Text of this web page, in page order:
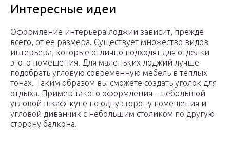
Интересные идеи
Оформление интерьера лоджии зависит, прежде
всего, от ее размера. Существует множество видов
интерьера, которые отлично подходят для отделки
этого помещения. Для маленьких лоджий лучше
подобрать угловую современную мебель в теплых
тонах. Таким образом вы сможете создать уголок для
отдыха. Пример такого оформления – небольшой
угловой шкаф-купе по одну сторону помещения и
угловой диванчик с небольшим столиком по другую
сторону балкона.